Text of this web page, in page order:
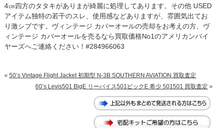
4㎝四方のタタキがありまが綺麗に処理してあります。その他 USED
アイテム独特の若干のスレ、使用感などありますが、雰囲気出てお
り激シブです。ヴィンテージ カバーオールの売却をお考えの方、ヴ
ィンテージ カバーオールを売るなら買取価格No1のアメリカンバイ
ヤーズへご連絡ください！#284966063
« 50’s Vintage Flight Jacket 初期型 N-3B SOUTHERN AVIATION 買取査定
60’s Levis501 BigE リーバイス501ビックE 希少 501501 買取査定 »